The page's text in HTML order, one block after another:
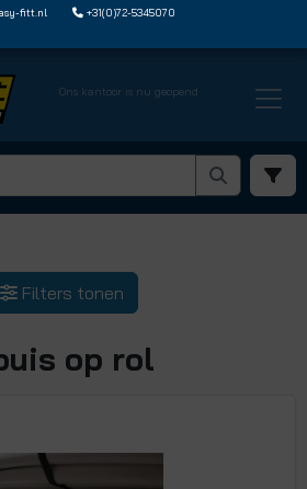
fitt.nl +31(0)72-5345070
Ons kantoor is nu geopend
› MEERLAGENBUIS OP ROL
Filters tonen
op rol